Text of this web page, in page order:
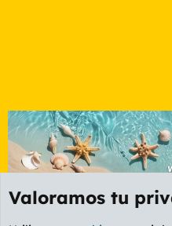
Foro
Valoramos tu